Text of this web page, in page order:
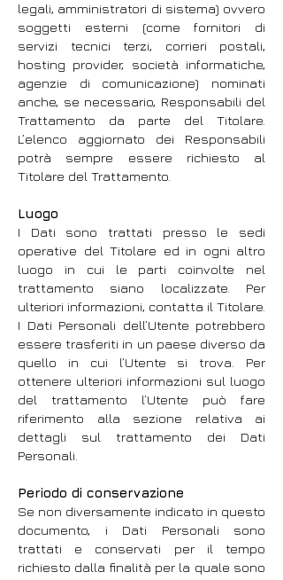
legali, amministratori di sistema) ovvero
soggetti esterni (come fornitori di
servizi tecnici terzi, corrieri postali,
hosting provider, società informatiche,
agenzie di comunicazione) nominati
anche, se necessario, Responsabili del
Trattamento da parte del Titolare.
L’elenco aggiornato dei Responsabili
potrà sempre essere richiesto al
Titolare del Trattamento.
Luogo
I Dati sono trattati presso le sedi
operative del Titolare ed in ogni altro
luogo in cui le parti coinvolte nel
trattamento siano localizzate. Per
ulteriori informazioni, contatta il Titolare.
I Dati Personali dell’Utente potrebbero
essere trasferiti in un paese diverso da
quello in cui l’Utente si trova. Per
ottenere ulteriori informazioni sul luogo
del trattamento l’Utente può fare
riferimento alla sezione relativa ai
dettagli sul trattamento dei Dati
Personali.
Periodo di conservazione
Se non diversamente indicato in questo
documento, i Dati Personali sono
trattati e conservati per il tempo
richiesto dalla finalità per la quale sono